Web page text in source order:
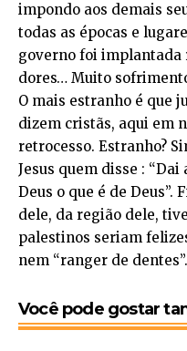
impondo aos demais
todas as épocas e
governo foi implantada
dores… Muito
O mais estranho é que
dizem cristãs, aqui em
retrocesso. Estranho?
Jesus quem disse : “Dai
Deus o que é de Deus”.
dele, da região dele,
palestinos seriam
nem “ranger de dentes”.
Você pode gostar